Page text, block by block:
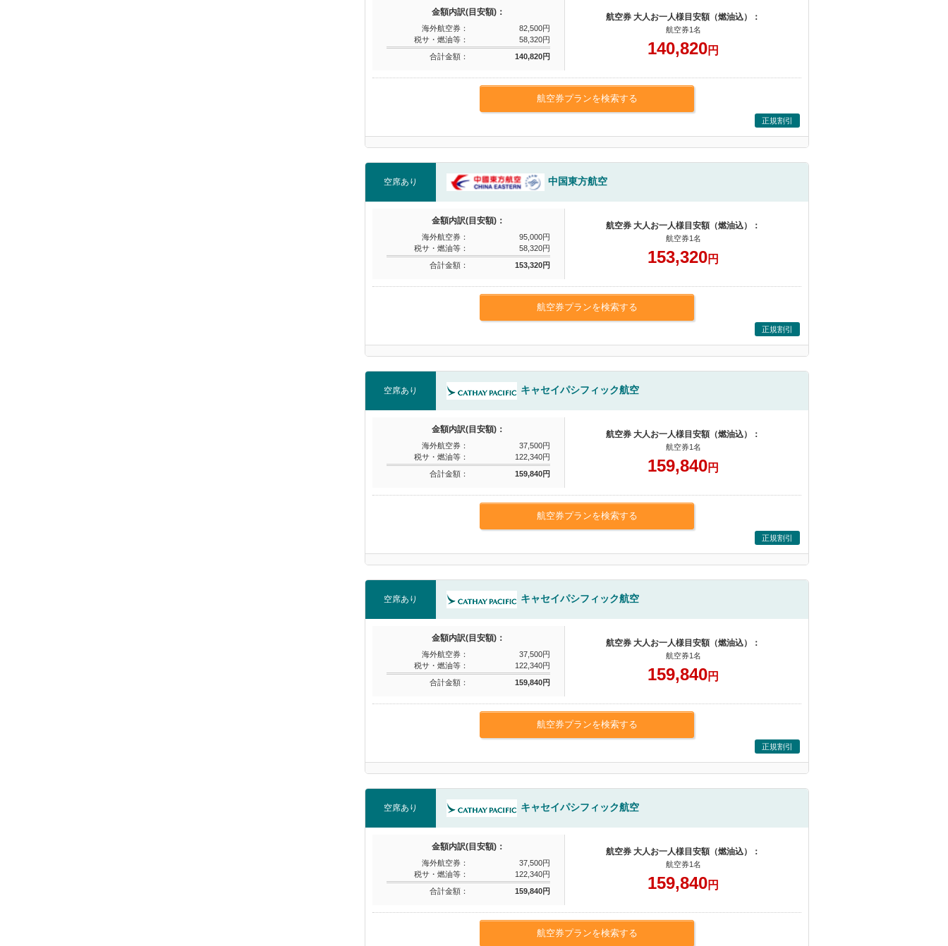
金額内訳(目安額)：
海外航空券：
82,500円
税サ・燃油等：
58,320円
合計金額：
140,820円
航空券 大人お一人様目安額（燃油込）：
航空券1名
140,820円
航空券プランを検索する
正規割引
空席あり 中国東方航空
金額内訳(目安額)：
海外航空券：
95,000円
税サ・燃油等：
58,320円
合計金額：
153,320円
航空券 大人お一人様目安額（燃油込）：
航空券1名
153,320円
航空券プランを検索する
正規割引
空席あり キャセイパシフィック航空
金額内訳(目安額)：
海外航空券：
37,500円
税サ・燃油等：
122,340円
合計金額：
159,840円
航空券 大人お一人様目安額（燃油込）：
航空券1名
159,840円
航空券プランを検索する
正規割引
空席あり キャセイパシフィック航空
金額内訳(目安額)：
海外航空券：
37,500円
税サ・燃油等：
122,340円
合計金額：
159,840円
航空券 大人お一人様目安額（燃油込）：
航空券1名
159,840円
航空券プランを検索する
正規割引
空席あり キャセイパシフィック航空
金額内訳(目安額)：
海外航空券：
37,500円
税サ・燃油等：
122,340円
合計金額：
159,840円
航空券 大人お一人様目安額（燃油込）：
航空券1名
159,840円
航空券プランを検索する